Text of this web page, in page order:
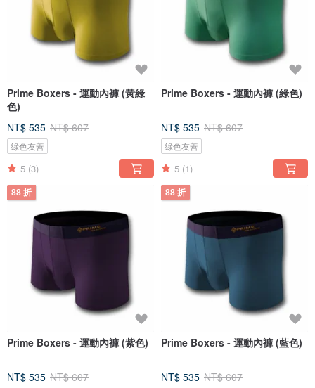
Prime Boxers - 運動內褲 (黃綠
色)
NT$ 535 NT$ 607
綠色友善
5 (3)
Prime Boxers - 運動內褲 (綠色)
NT$ 535 NT$ 607
綠色友善
5 (1)
88 折
Prime Boxers - 運動內褲 (紫色)
NT$ 535 NT$ 607
88 折
Prime Boxers - 運動內褲 (藍色)
NT$ 535 NT$ 607